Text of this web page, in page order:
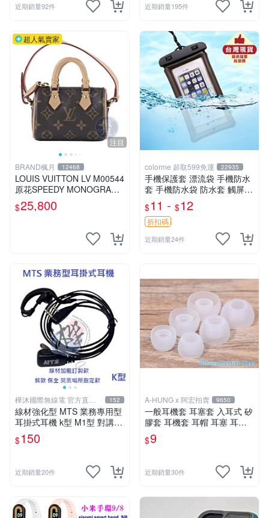
近期銷量92件 近期銷量195件
注目
超人氣賣家
BRAND楓月 12468
LOUIS VUITTON LV M00544
原花SPEEDY MONOGRAM
手袋吊飾
$25,800
colorme 超取599免運 22935
手機保護套 漂流袋 手機防水
套 手機防水袋 防水套 觸屏
防水包包 【Q172】Color_m
e
$11 - $12
折扣碼
近期銷量24件
樺沐國際無線電 官方直營
旗艦店
152
線材強化型 MTS 業務專用型
耳掛式耳機 k型 M1型 對講機
耳機 無線電耳機 耳掛耳機 業
務耳機 通用型
$150
近期銷量20件
A-HUNG x 阿宏拍賣 9650
一般耳機套 耳塞套 入耳式 矽
膠套 耳機套 耳帽 耳塞 耳套
耳機塞 耳機矽膠套
$9
近期銷量30件